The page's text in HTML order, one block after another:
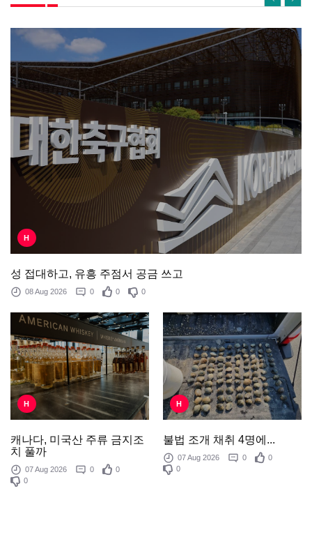
H
성 접대하고, 유흥 주점서 공금 쓰고
08 Aug 2026 0 0 0
H
캐나다, 미국산 주류 금지조
치 풀까
07 Aug 2026 0
0
0
H
불법 조개 채취 4명에...
07 Aug 2026 0
0
0